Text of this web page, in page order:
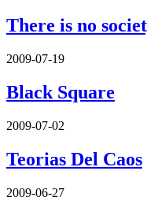
There is no
2009-07-19
Black Square
2009-07-02
Teorias Del Caos
2009-06-27